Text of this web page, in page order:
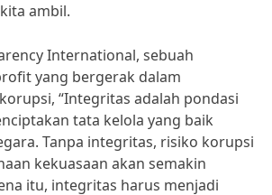
ambil.
International, sebuah
yang bergerak dalam
“Integritas adalah pondasi
tata kelola yang baik
Tanpa integritas, risiko korupsi
kekuasaan akan semakin
itu, integritas harus menjadi